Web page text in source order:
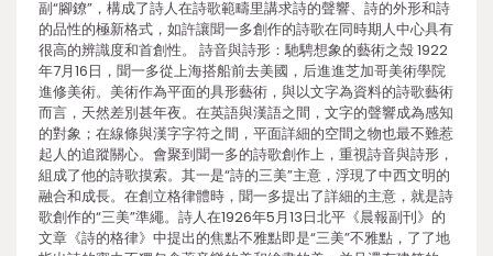
副“腳鐐”，構成了詩人在詩歌範疇里講求詩的聲響、詩的外形和詩
的品性的極新格式，如許讓聞一多創作的詩歌在同時期人中心具有
很高的辨識度和首創性。 詩音與詩形：馳騁想象的藝術之殼 1922
年7月16日，聞一多從上海搭船前去美國，后進進芝加哥美術學院
進修美術。美術作為平面的具形藝術，與以文字為資料的詩歌藝術
而言，天然差別甚年夜。在英語與漢語之間，文字的聲響成為感知
的對象；在線條與漢字字符之間，平面詳細的空間之物也最不難惹
起人的追蹤關心。會聚到聞一多的詩歌創作上，重視詩音與詩形，
組成了他的詩歌摸索。其一是“詩的三美”主意，浮現了中西文明的
融合和成長。在創立格律體時，聞一多提出了詳細的主意，就是詩
歌創作的“三美”準繩。詩人在1926年5月13日北平《晨報副刊》的
文章《詩的格律》中提出的焦點不雅點即是“三美”不雅點，了了地